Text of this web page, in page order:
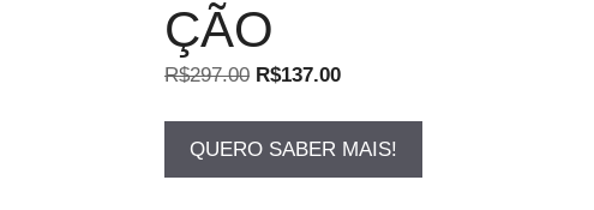
ÇÃO
R$297.00 O
era:
R$137.00O
é:
QUERO SABER MAIS!